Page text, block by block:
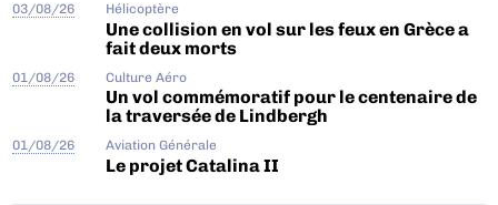
03/08/26 Hélicoptère
Une collision en vol sur les feux en Grèce a
fait deux morts
01/08/26 Culture Aéro
Un vol commémoratif pour le centenaire de
la traversée de Lindbergh
01/08/26 Aviation Générale
Le projet Catalina II